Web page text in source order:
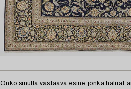
Onko sinulla vastaava esine jonka haluat